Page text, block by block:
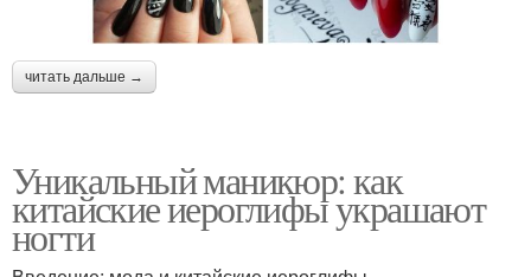
читать дальше →
Уникальный маникюр: как
китайские иероглифы украшают
ногти